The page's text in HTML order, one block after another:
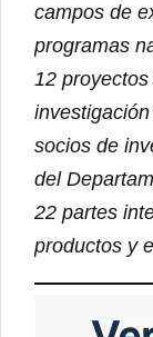
campos de
programas
12
socios de
del
22 partes
productos y